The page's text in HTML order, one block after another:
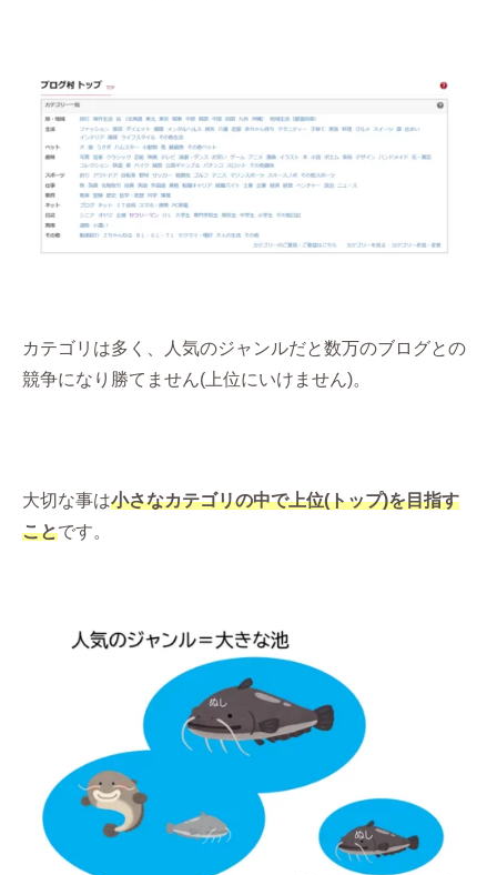
カテゴリは多く、人気のジャンルだと数万のブログとの
競争になり勝てません(上位にいけません)。
大切な事は小さなカテゴリの中で上位(トップ)を目指す
ことです。